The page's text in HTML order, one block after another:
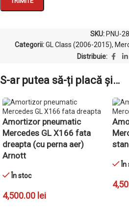
SKU: PNU-28
Categorii:GL Class (2006-2015),
Distribuie:
S-ar putea să-ți placă și…
Amortizor pneumatic
Mercedes GL X166 fata
dreapta (cu perna aer)
Arnott
În stoc
4,500.00 lei